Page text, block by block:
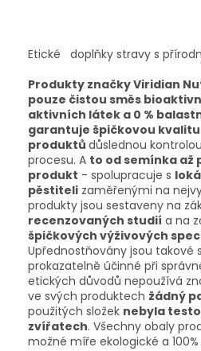
Etické doplňky stravy s
Produkty značky Viridian
pouze čistou směs
aktivních látek a 0 %
garantuje špičkovou
produktů důslednou
procesu. A to od semínka až
produkt - spolupracuje s
pěstiteli zaměřenými na
produkty jsou sestaveny na
recenzovaných studií a na
špičkových výživových
Upřednostňovány jsou takové
prokazatelně účinné při
etických důvodů nepoužívá
ve svých produktech žádný
použitých složek nebyla
zvířatech. Všechny obaly
možné míře ekologické a